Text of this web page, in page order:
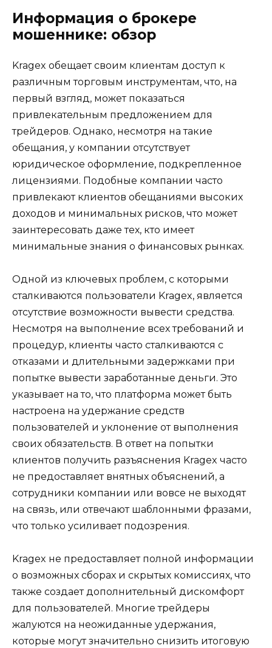
Информация о брокере
мошеннике: обзор
Kragex обещает своим клиентам доступ к
различным торговым инструментам, что, на
первый взгляд, может показаться
привлекательным предложением для
трейдеров. Однако, несмотря на такие
обещания, у компании отсутствует
юридическое оформление, подкрепленное
лицензиями. Подобные компании часто
привлекают клиентов обещаниями высоких
доходов и минимальных рисков, что может
заинтересовать даже тех, кто имеет
минимальные знания о финансовых рынках.
Одной из ключевых проблем, с которыми
сталкиваются пользователи Kragex, является
отсутствие возможности вывести средства.
Несмотря на выполнение всех требований и
процедур, клиенты часто сталкиваются с
отказами и длительными задержками при
попытке вывести заработанные деньги. Это
указывает на то, что платформа может быть
настроена на удержание средств
пользователей и уклонение от выполнения
своих обязательств. В ответ на попытки
клиентов получить разъяснения Kragex часто
не предоставляет внятных объяснений, а
сотрудники компании или вовсе не выходят
на связь, или отвечают шаблонными фразами,
что только усиливает подозрения.
Kragex не предоставляет полной информации
о возможных сборах и скрытых комиссиях, что
также создает дополнительный дискомфорт
для пользователей. Многие трейдеры
жалуются на неожиданные удержания,
которые могут значительно снизить итоговую